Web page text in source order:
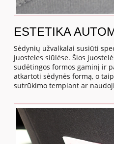
ESTETIKA
Sėdynių užvalkalai susiūti
juosteles siūlėse. Šios
sudėtingos formos gaminį ir
atkartoti sėdynės formą, o
sutrūkimo tempiant ar